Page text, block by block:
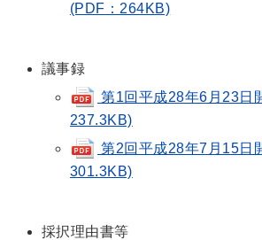
(PDF：264KB)
議事録
第1回平成28年6月23日
237.3KB)
第2回平成28年7月15日
301.3KB)
採択理由書等